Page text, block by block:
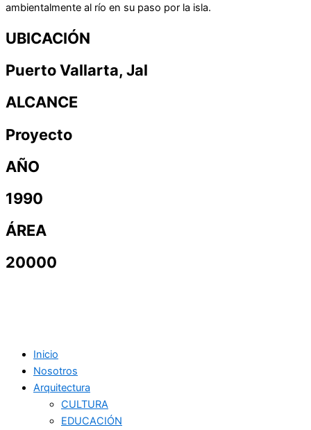
ambientalmente al río en su paso por la isla.
UBICACIÓN
Puerto Vallarta, Jal
ALCANCE
Proyecto
AÑO
1990
ÁREA
20000
Inicio
Nosotros
Arquitectura
CULTURA
EDUCACIÓN